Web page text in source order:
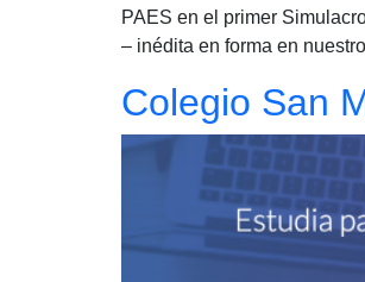
PAES en el primer
– inédita en forma en
Colegio San